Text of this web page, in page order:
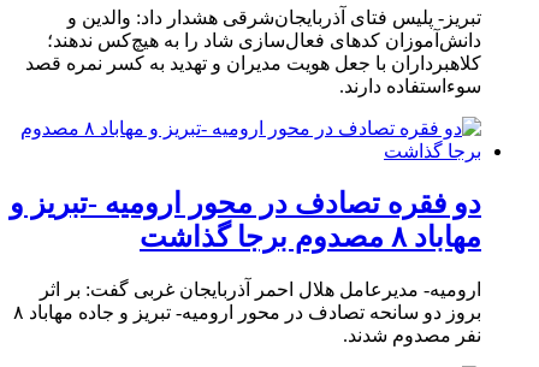
تبریز- پلیس فتای آذربایجان‌شرقی هشدار داد: والدین و
دانش‌آموزان کدهای فعال‌سازی شاد را به هیچ‌کس ندهند؛
کلاهبرداران با جعل هویت مدیران و تهدید به کسر نمره قصد
سوءاستفاده دارند.
دو فقره تصادف در محور ارومیه -تبریز و
مهاباد ۸ مصدوم برجا گذاشت
ارومیه- مدیرعامل هلال احمر آذربایجان غربی گفت: بر اثر
بروز دو سانحه تصادف در محور ارومیه- تبریز و جاده مهاباد ۸
نفر مصدوم شدند.